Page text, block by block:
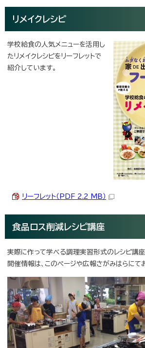
リメイクレシピ
学校給食の人気メニューを活用し
たリメイクレシピをリーフレットで
紹介しています。
リーフレット（PDF 2.2 MB）
食品ロス削減レシピ講座
実際に作って学べる調理実習形式のレシピ講座
開催情報は、このページや広報さがみはらにて